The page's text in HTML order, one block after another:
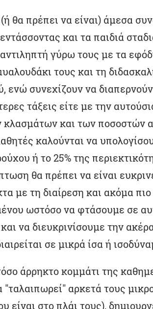
θα πρέπει να είναι) άμεσα
και τα παιδιά
γύρω τους με τα
τους και τη
ενώ συνεχίζουν να
τάξεις είτε με την
και των ποσοστών
καλούνται να
ή το 25% της
θα πρέπει να είναι
με τη διαίρεση και ακόμα
ωστόσο να φτάσουμε σε
να διευκρινίσουμε την
σε μικρά ίσα ή
άρρηκτο κομμάτι της
αρκετά τους
είναι στο πλάι τους),